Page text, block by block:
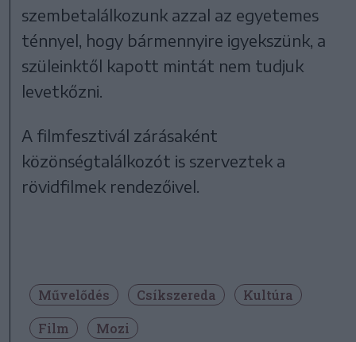
szembetalálkozunk azzal az egyetemes
ténnyel, hogy bármennyire igyekszünk, a
szüleinktől kapott mintát nem tudjuk
levetkőzni.
A filmfesztivál zárásaként
közönségtalálkozót is szerveztek a
rövidfilmek rendezőivel.
Művelődés Csíkszereda
Kultúra
Film
Mozi